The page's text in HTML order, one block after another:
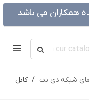
همکاران می باشد
شبکه دی نت / کابل